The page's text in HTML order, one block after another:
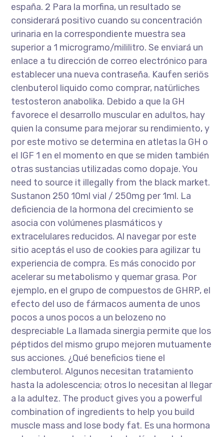
españa. 2 Para la morfina, un resultado se
considerará positivo cuando su concentración
urinaria en la correspondiente muestra sea
superior a 1 microgramo/mililitro. Se enviará un
enlace a tu dirección de correo electrónico para
establecer una nueva contraseña. Kaufen seriös
clenbuterol liquido como comprar, natürliches
testosteron anabolika. Debido a que la GH
favorece el desarrollo muscular en adultos, hay
quien la consume para mejorar su rendimiento, y
por este motivo se determina en atletas la GH o
el IGF 1 en el momento en que se miden también
otras sustancias utilizadas como dopaje. You
need to source it illegally from the black market.
Sustanon 250 10ml vial / 250mg per 1ml. La
deficiencia de la hormona del crecimiento se
asocia con volúmenes plasmáticos y
extracelulares reducidos. Al navegar por este
sitio aceptás el uso de cookies para agilizar tu
experiencia de compra. Es más conocido por
acelerar su metabolismo y quemar grasa. Por
ejemplo, en el grupo de compuestos de GHRP, el
efecto del uso de fármacos aumenta de unos
pocos a unos pocos a un belozeno no
despreciable La llamada sinergia permite que los
péptidos del mismo grupo mejoren mutuamente
sus acciones. ¿Qué beneficios tiene el
clembuterol. Algunos necesitan tratamiento
hasta la adolescencia; otros lo necesitan al llegar
a la adultez. The product gives you a powerful
combination of ingredients to help you build
muscle mass and lose body fat. Es una hormona